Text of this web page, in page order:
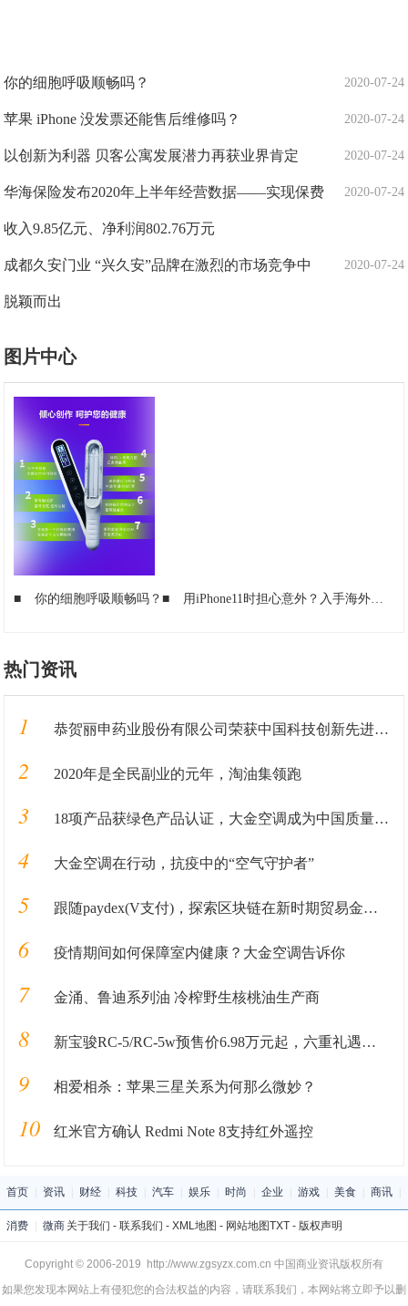
2020-07-24
你的细胞呼吸顺畅吗？
2020-07-24
苹果 iPhone 没发票还能售后维修吗？
2020-07-24
以创新为利器 贝客公寓发展潜力再获业界肯定
2020-07-24
华海保险发布2020年上半年经营数据——实现保费
收入9.85亿元、净利润802.76万元
2020-07-24
成都久安门业 “兴久安”品牌在激烈的市场竞争中
脱颖而出
图片中心
■ 你的细胞呼吸顺畅吗？■ 用iPhone11时担心意外？入手海外狂卖数百万的DEFENSE手机壳
热门资讯
1 恭贺丽申药业股份有限公司荣获中国科技创新先进单位
2 2020年是全民副业的元年，淘油集领跑
3 18项产品获绿色产品认证，大金空调成为中国质量认证中心“绿色产品首批获证企业”
4 大金空调在行动，抗疫中的“空气守护者”
5 跟随paydex(V支付)，探索区块链在新时期贸易金融业务中的应用
6 疫情期间如何保障室内健康？大金空调告诉你
7 金涌、鲁迪系列油 冷榨野生核桃油生产商
8 新宝骏RC-5/RC-5w预售价6.98万元起，六重礼遇带你告别叔味轿车
9 相爱相杀：苹果三星关系为何那么微妙？
10 红米官方确认 Redmi Note 8支持红外遥控
首页 资讯 财经 科技 汽车 娱乐 时尚 企业 游戏 美食 商讯
消费 微商 关于我们 - 联系我们 - XML地图 - 网站地图TXT- 版权声明
Copyright © 2006-2019 http://www.zgsyzx.com.cn 中国商业资讯版权所有
如果您发现本网站上有侵犯您的合法权益的内容，请联系我们，本网站将立即予以删